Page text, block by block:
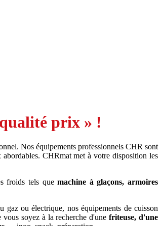
prix » !
Nos équipements professionnels CHR sont
CHRmat met à votre disposition les
froids tels quemachine à glaçons, armoires
ou électrique, nos équipements de cuisson
vous soyez à la recherche d'unefriteuse, d'une